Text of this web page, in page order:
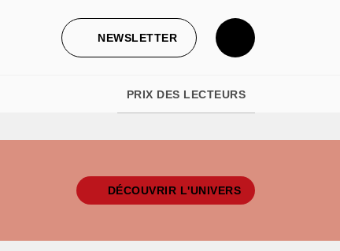
NEWSLETTER
PRIX DES LECTEURS
DÉCOUVRIR L'UNIVERS